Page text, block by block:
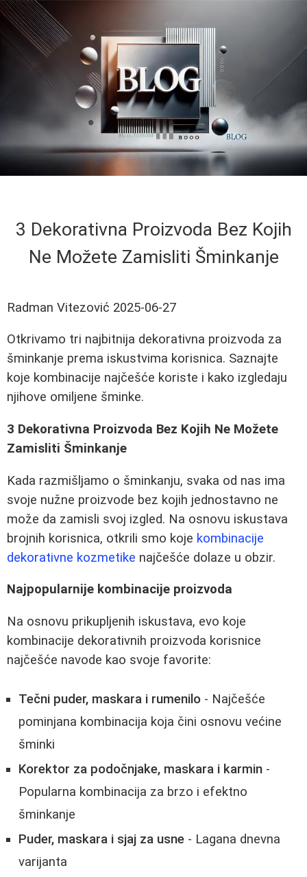
3 Dekorativna Proizvoda Bez Kojih
Ne Možete Zamisliti Šminkanje
Radman Vitezović 2025-06-27
Otkrivamo tri najbitnija dekorativna proizvoda za
šminkanje prema iskustvima korisnica. Saznajte
koje kombinacije najčešće koriste i kako izgledaju
njihove omiljene šminke.
3 Dekorativna Proizvoda Bez Kojih Ne Možete
Zamisliti Šminkanje
Kada razmišljamo o šminkanju, svaka od nas ima
svoje nužne proizvode bez kojih jednostavno ne
može da zamisli svoj izgled. Na osnovu iskustava
brojnih korisnica, otkrili smo koje kombinacije
dekorativne kozmetike najčešće dolaze u obzir.
Najpopularnije kombinacije proizvoda
Na osnovu prikupljenih iskustava, evo koje
kombinacije dekorativnih proizvoda korisnice
najčešće navode kao svoje favorite:
Tečni puder, maskara i rumenilo - Najčešće
pominjana kombinacija koja čini osnovu većine
šminki
Korektor za podočnjake, maskara i karmin -
Popularna kombinacija za brzo i efektno
šminkanje
Puder, maskara i sjaj za usne - Lagana dnevna
varijanta